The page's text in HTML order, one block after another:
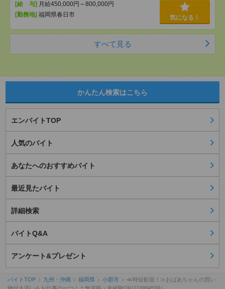
[給 与] 月給450,000円～800,000円
[勤務地] 福岡県春日市 気になる！
すべて見る
かんたん検索はこちら
エンバイトTOP
人気のバイト
あなたへのおすすめバイト
最近見たバイト
詳細検索
バイトQ&A
アンケート&プレゼント
バイトTOP 九州・沖縄 福岡県 小郡市
≪時短歓迎！≫おばあちゃんの買い